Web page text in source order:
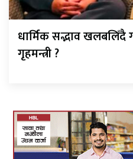
धार्मिक सद्भाव खलबलिँदै
गृहमन्त्री ?